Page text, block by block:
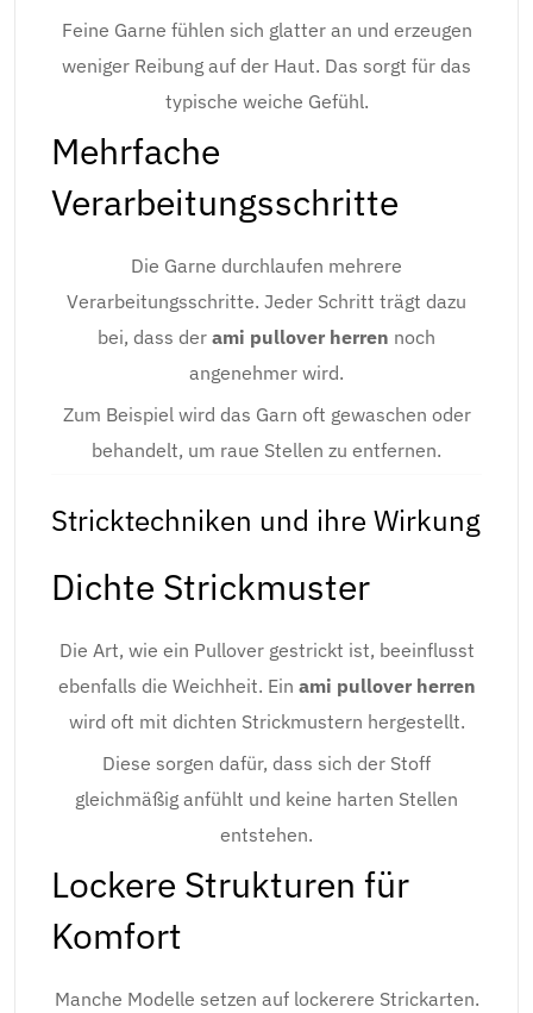
Feine Garne fühlen sich glatter an und erzeugen
weniger Reibung auf der Haut. Das sorgt für das
typische weiche Gefühl.
Mehrfache
Verarbeitungsschritte
Die Garne durchlaufen mehrere
Verarbeitungsschritte. Jeder Schritt trägt dazu
bei, dass der ami pullover herren noch
angenehmer wird.
Zum Beispiel wird das Garn oft gewaschen oder
behandelt, um raue Stellen zu entfernen.
Stricktechniken und ihre Wirkung
Dichte Strickmuster
Die Art, wie ein Pullover gestrickt ist, beeinflusst
ebenfalls die Weichheit. Ein ami pullover herren
wird oft mit dichten Strickmustern hergestellt.
Diese sorgen dafür, dass sich der Stoff
gleichmäßig anfühlt und keine harten Stellen
entstehen.
Lockere Strukturen für
Komfort
Manche Modelle setzen auf lockerere Strickarten.